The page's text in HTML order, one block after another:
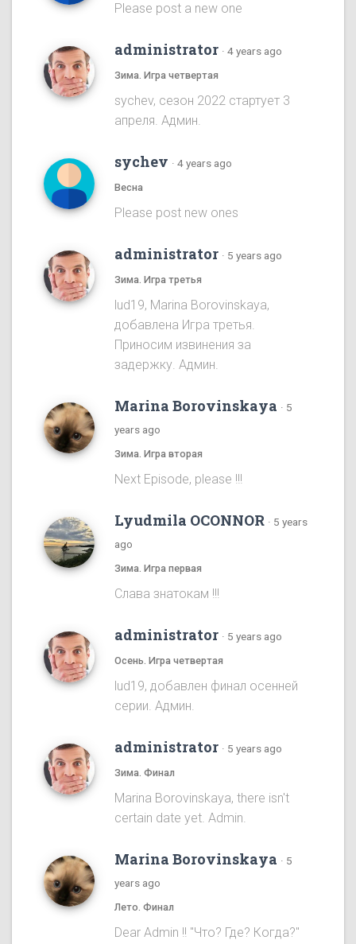
Please post a new one
administrator · 4 years ago
Зима. Игра четвертая
sychev, сезон 2022 стартует 3
апреля. Админ.
sychev · 4 years ago
Весна
Please post new ones
administrator · 5 years ago
Зима. Игра третья
lud19, Marina Borovinskaya,
добавлена Игра третья.
Приносим извинения за
задержку. Админ.
Marina Borovinskaya · 5
years ago
Зима. Игра вторая
Next Episode, please !!!
Lyudmila OCONNOR · 5 years
ago
Зима. Игра первая
Cлава знатокам !!!
administrator · 5 years ago
Осень. Игра четвертая
lud19, добавлен финал осенней
серии. Админ.
administrator · 5 years ago
Зима. Финал
Marina Borovinskaya, there isn't
certain date yet. Admin.
Marina Borovinskaya · 5
years ago
Лето. Финал
Dear Admin !! "Что? Где? Когда?"